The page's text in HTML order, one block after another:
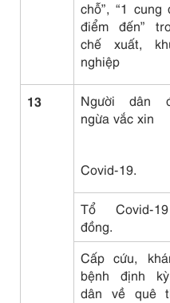
chỗ”, “1 cung
điểm đến”
chế xuất,
nghiệp
13
Người dân
ngừa vắc xin
Covid-19.
Tổ Covid-
đồng.
Cấp cứu,
bệnh định
dân về quê